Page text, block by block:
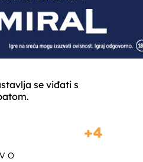
se viđati s
4